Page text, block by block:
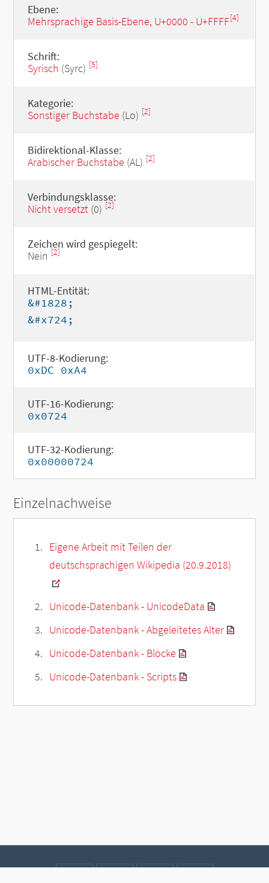
Ebene:
Mehrsprachige Basis-Ebene, U+0000 - U+FFFF[4]
Schrift:
Syrisch (Syrc) [5]
Kategorie:
Sonstiger Buchstabe (Lo) [2]
Bidirektional-Klasse:
Arabischer Buchstabe (AL) [2]
Verbindungsklasse:
Nicht versetzt(0) [2]
Zeichen wird gespiegelt:
Nein [2]
HTML-Entität:
&#1828;
&#x724;
UTF-8-Kodierung:
0xDC 0xA4
UTF-16-Kodierung:
0x0724
UTF-32-Kodierung:
0x00000724
Einzelnachweise
Eigene Arbeit mit Teilen der
deutschsprachigen Wikipedia (20.9.2018)
Unicode-Datenbank - UnicodeData
Unicode-Datenbank - Abgeleitetes Alter
Unicode-Datenbank - Blöcke
Unicode-Datenbank - Scripts